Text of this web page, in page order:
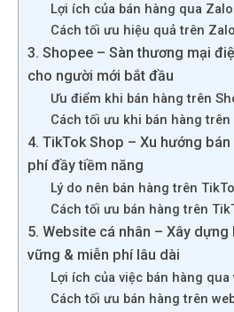
Lợi ích của bán hàng qua Zalo
Cách tối ưu hiệu quả trên
3. Shopee – Sàn thương mại
cho người mới bắt đầu
Ưu điểm khi bán hàng trên
Cách tối ưu khi bán hàng trên
4. TikTok Shop – Xu hướng
phí đầy tiềm năng
Lý do nên bán hàng trên
Cách tối ưu bán hàng trên
5. Website cá nhân – Xây dựng
vững & miễn phí lâu dài
Lợi ích của việc bán hàng qua
Cách tối ưu bán hàng trên